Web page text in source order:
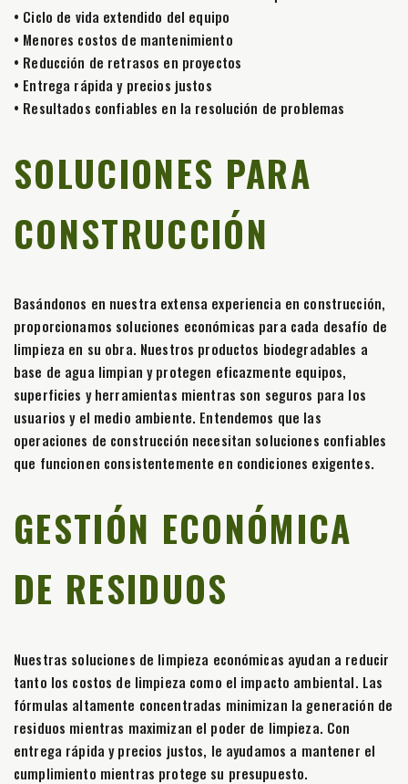
• Ciclo de vida extendido del equipo
• Menores costos de mantenimiento
• Reducción de retrasos en proyectos
• Entrega rápida y precios justos
• Resultados confiables en la resolución de problemas
SOLUCIONES PARA
CONSTRUCCIÓN
Basándonos en nuestra extensa experiencia en construcción,
proporcionamos soluciones económicas para cada desafío de
limpieza en su obra. Nuestros productos biodegradables a
base de agua limpian y protegen eficazmente equipos,
superficies y herramientas mientras son seguros para los
usuarios y el medio ambiente. Entendemos que las
operaciones de construcción necesitan soluciones confiables
que funcionen consistentemente en condiciones exigentes.
GESTIÓN ECONÓMICA
DE RESIDUOS
Nuestras soluciones de limpieza económicas ayudan a reducir
tanto los costos de limpieza como el impacto ambiental. Las
fórmulas altamente concentradas minimizan la generación de
residuos mientras maximizan el poder de limpieza. Con
entrega rápida y precios justos, le ayudamos a mantener el
cumplimiento mientras protege su presupuesto.